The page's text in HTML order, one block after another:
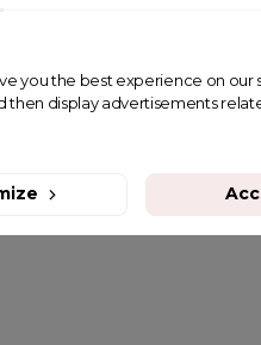
you the best experience on our
then display advertisements